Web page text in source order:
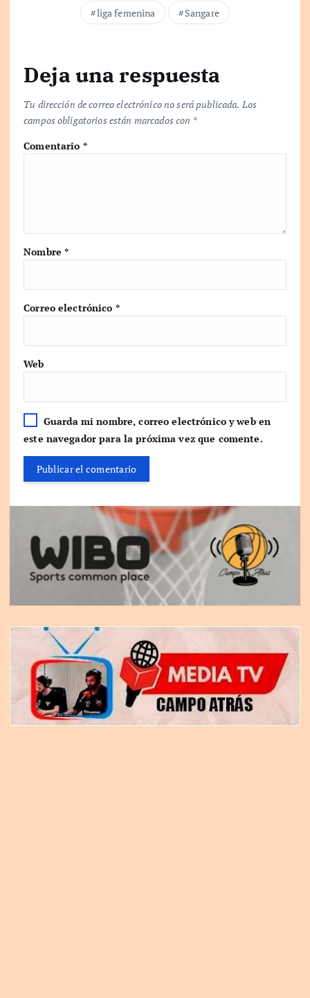
liga femenina Sangare
Deja una respuesta
Tu dirección de correo electrónico no será publicada. Los
campos obligatorios están marcados con *
Comentario *
Nombre*
Correo electrónico *
Web
Guarda mi nombre, correo electrónico y web en
este navegador para la próxima vez que comente.